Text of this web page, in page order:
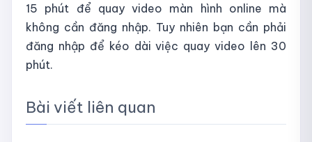
15 phút để quay video màn hình online mà
không cần đăng nhập. Tuy nhiên bạn cần phải
đăng nhập để kéo dài việc quay video lên 30
phút.
Bài viết liên quan